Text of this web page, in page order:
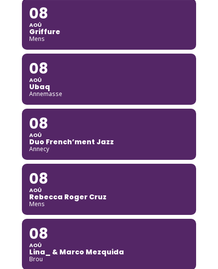
08
AOÛ
Griffure
Mens
08
AOÛ
Ubaq
Annemasse
08
AOÛ
Duo French’ment Jazz
Annecy
08
AOÛ
Rebecca Roger Cruz
Mens
08
AOÛ
Lina_ & Marco Mezquida
Brou